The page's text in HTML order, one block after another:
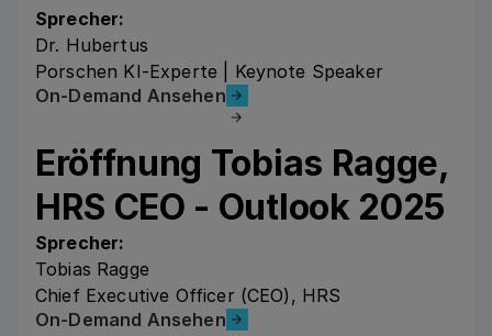
Sprecher:
Dr. Hubertus
Porschen KI-Experte | Keynote Speaker
On-Demand Ansehen
On-Demand Ansehen
Eröffnung Tobias Ragge,
HRS CEO - Outlook 2025
Sprecher:
Tobias Ragge
Chief Executive Officer (CEO), HRS
On-Demand Ansehen
On-Demand Ansehen